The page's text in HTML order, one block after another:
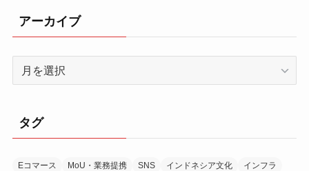
アーカイブ
ブ
タグ
Eコマース MoU・業務提携 SNS インドネシア文化
インフラ